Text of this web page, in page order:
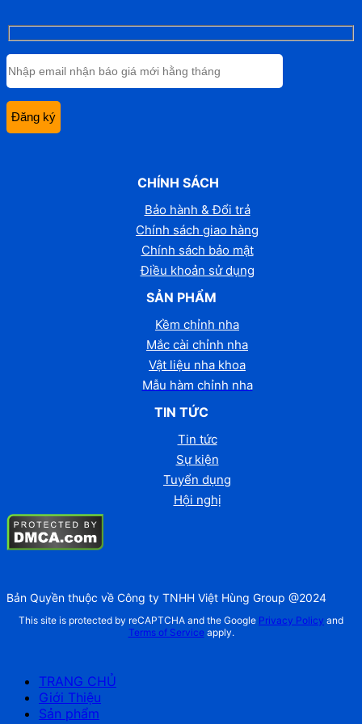
CHÍNH SÁCH
Bảo hành & Đổi trả
Chính sách giao hàng
Chính sách bảo mật
Điều khoản sử dụng
SẢN PHẨM
Kềm chỉnh nha
Mắc cài chỉnh nha
Vật liệu nha khoa
Mẫu hàm chỉnh nha
TIN TỨC
Tin tức
Sự kiện
Tuyển dụng
Hội nghị
Bản Quyền thuộc về Công ty TNHH Việt Hùng Group @2024
This site is protected by reCAPTCHA and the Google Privacy Policy and
Terms of Serviceapply.
TRANG CHỦ
Giới Thiệu
Sản phẩm